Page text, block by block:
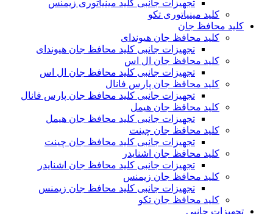
تجهیزات جانبی کلید مینیاتوری زیمنس
کلید مینیاتوری تکو
کلید محافظ جان
کلید محافظ جان هیوندای
تجهیزات جانبی کلید محافظ جان هیوندای
کلید محافظ جان ال اس
تجهیزات جانبی کلید محافظ جان ال اس
کلید محافظ جان پارس فانال
تجهیزات جانبی کلید محافظ جان پارس فانال
کلید محافظ جان هیمل
تجهیزات جانبی کلید محافظ جان هیمل
کلید محافظ جان چینت
تجهیزات جانبی کلید محافظ جان چینت
کلید محافظ جان اشنایدر
تجهیزات جانبی کلید محافظ جان اشنایدر
کلید محافظ جان زیمنس
تجهیزات جانبی کلید محافظ جان زیمنس
کلید محافظ جان تکو
تجهیزات جانبی